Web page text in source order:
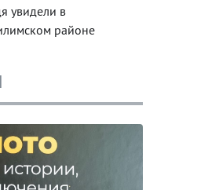
увидели в
районе